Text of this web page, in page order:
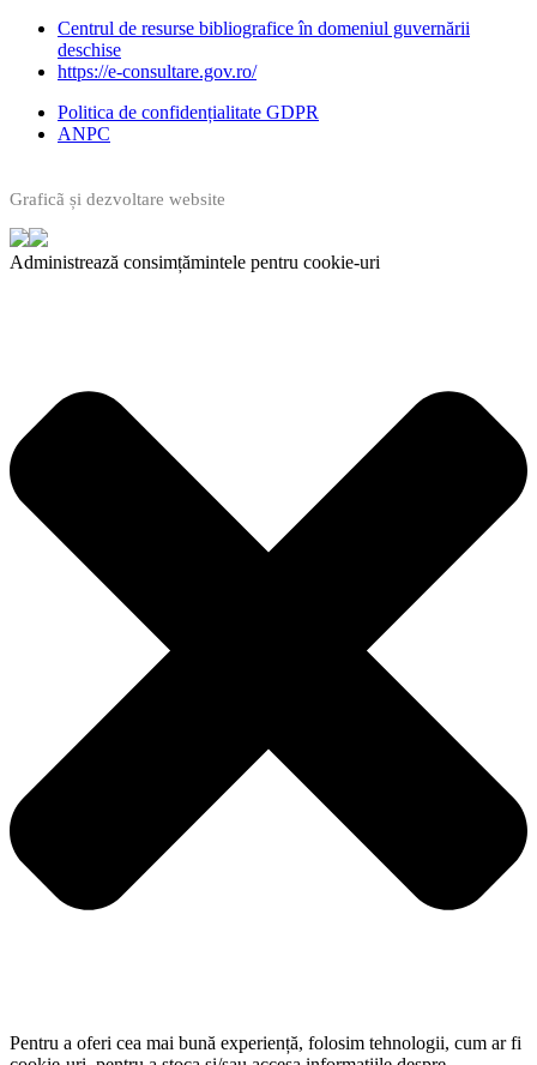
Centrul de resurse bibliografice în domeniul guvernării
deschise
https://e-consultare.gov.ro/
Politica de confidențialitate GDPR
ANPC
Graficã și dezvoltare website
Administrează consimțămintele pentru cookie-uri
Pentru a oferi cea mai bună experiență, folosim tehnologii, cum ar fi